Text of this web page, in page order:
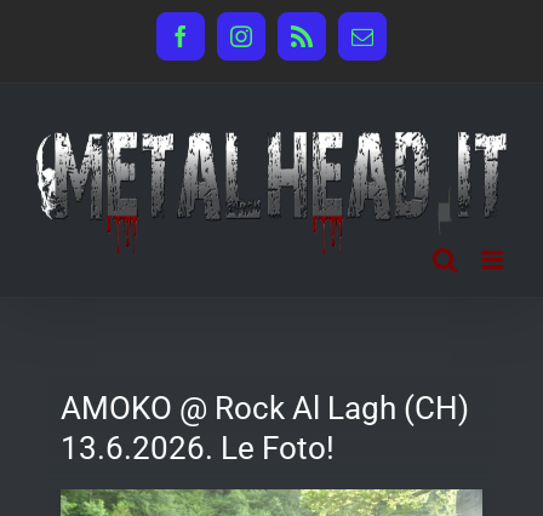
FacebookInstagram
Rss Email
AMOKO @ Rock Al Lagh (CH)
13.6.2026. Le Foto!